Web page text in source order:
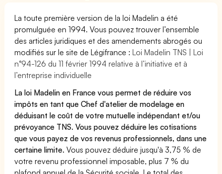
La toute première version de la loi Madelin a été
promulguée en 1994. Vous pouvez trouver l’ensemble
des articles juridiques et des amendements abrogés ou
modifiés sur le site de Légifrance :Loi Madelin TNS | Loi
n°94-126 du 11 février 1994 relative à l’initiative et à
l’entreprise individuelle
La loi Madelin en France vous permet de réduire vos
impôts en tant que Chef d'atelier de modelage en
déduisant le coût de votre mutuelle indépendant et/ou
prévoyance TNS. Vous pouvez déduire les cotisations
que vous payez de vos revenus professionnels, dans une
certaine limite.Vous pouvez déduire jusqu'à 3,75 % de
votre revenu professionnel imposable, plus 7 % du